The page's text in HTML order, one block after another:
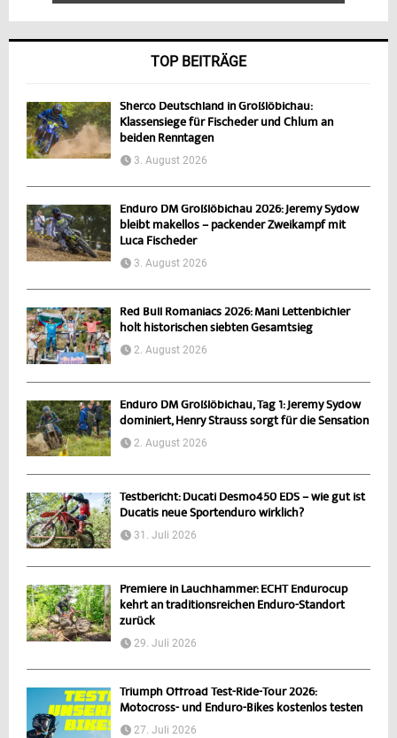
TOP BEITRÄGE
Sherco Deutschland in Großlöbichau:
Klassensiege für Fischeder und Chlum an
beiden Renntagen
3. August 2026
Enduro DM Großlöbichau 2026: Jeremy Sydow
bleibt makellos – packender Zweikampf mit
Luca Fischeder
3. August 2026
Red Bull Romaniacs 2026: Mani Lettenbichler
holt historischen siebten Gesamtsieg
2. August 2026
Enduro DM Großlöbichau, Tag 1: Jeremy Sydow
dominiert, Henry Strauss sorgt für die Sensation
2. August 2026
Testbericht: Ducati Desmo450 EDS – wie gut ist
Ducatis neue Sportenduro wirklich?
31. Juli 2026
Premiere in Lauchhammer: ECHT Endurocup
kehrt an traditionsreichen Enduro-Standort
zurück
29. Juli 2026
Triumph Offroad Test-Ride-Tour 2026:
Motocross- und Enduro-Bikes kostenlos testen
27. Juli 2026